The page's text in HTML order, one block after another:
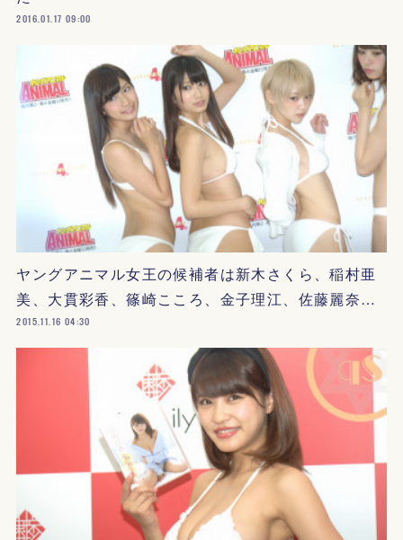
2016.01.17 09:00
ヤングアニマル女王の候補者は新木さくら、稲村亜
美、大貫彩香、篠崎こころ、金子理江、佐藤麗奈…
2015.11.16 04:30